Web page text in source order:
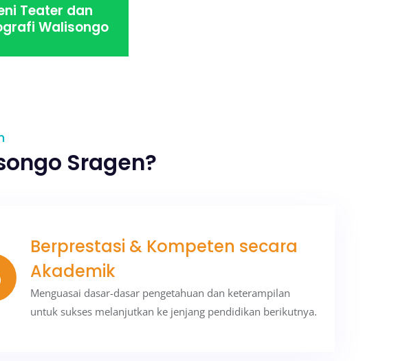
Teater dan
Walisongo
Sragen?
Berprestasi & Kompeten secara
Akademik
Menguasai dasar-dasar pengetahuan dan keterampilan
untuk sukses melanjutkan ke jenjang pendidikan berikutnya.